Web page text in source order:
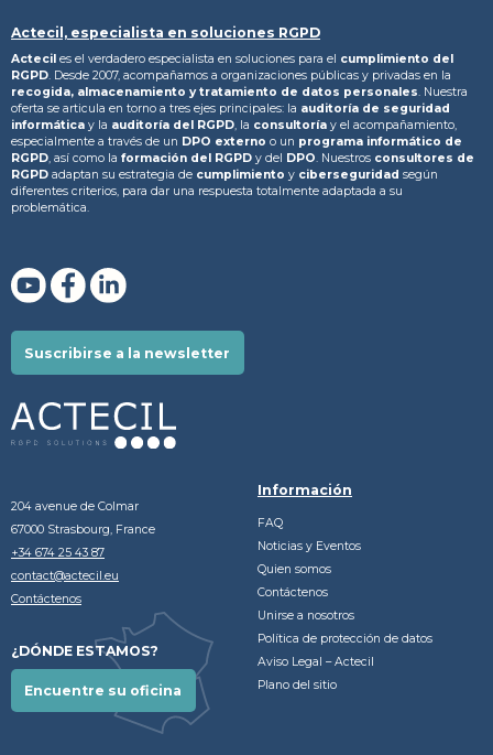
Actecil, especialista en soluciones RGPD
Actecil es el verdadero especialista en soluciones para el cumplimiento del
RGPD. Desde 2007, acompañamos a organizaciones públicas y privadas en la
recogida, almacenamiento y tratamiento de datos personales. Nuestra
oferta se articula en torno a tres ejes principales: la auditoría de seguridad
informática y la auditoría del RGPD, la consultoría y el acompañamiento,
especialmente a través de un DPO externo o un programa informático de
RGPD, así como la formación del RGPD y del DPO. Nuestros consultores de
RGPD adaptan su estrategia de cumplimiento y ciberseguridad según
diferentes criterios, para dar una respuesta totalmente adaptada a su
problemática.
Suscribirse a la newsletter
204 avenue de Colmar
67000 Strasbourg, France
+34 674 25 43 87
contact@actecil.eu
Contáctenos
¿DÓNDE ESTAMOS?
Encuentre su oficina
Información
FAQ
Noticias y Eventos
Quien somos
Contáctenos
Unirse a nosotros
Política de protección de datos
Aviso Legal – Actecil
Plano del sitio